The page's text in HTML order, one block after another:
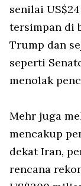
senilai
tersimpan di
Trump dan
seperti
menolak
Mehr juga
mencakup
dekat Iran,
rencana